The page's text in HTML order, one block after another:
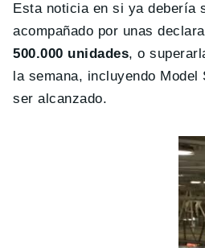
Esta noticia en si ya debería
acompañado por unas
500.000 unidades, o
la semana, incluyendo
ser alcanzado.